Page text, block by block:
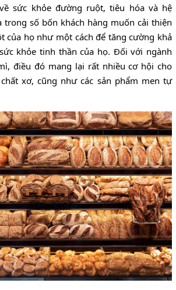
sức khỏe đường ruột, tiêu hóa và hệ
trong số bốn khách hàng muốn cải thiện
của họ như một cách để tăng cường khả
khỏe tinh thần của họ. Đối với ngành
điều đó mang lại rất nhiều cơ hội cho
xơ, cũng như các sản phẩm men tự